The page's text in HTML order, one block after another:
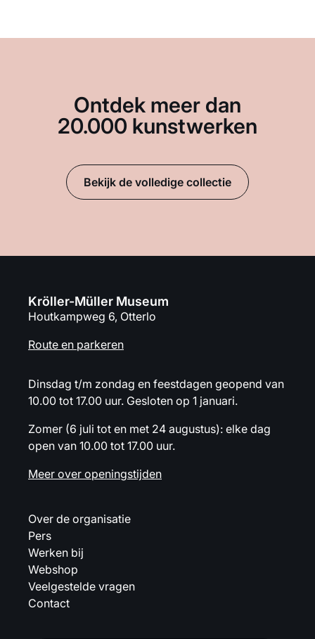
Ontdek meer dan
20.000 kunstwerken
Bekijk de volledige collectie
Kröller-Müller Museum
Houtkampweg 6, Otterlo
Route en parkeren
Dinsdag t/m zondag en feestdagen geopend van
10.00 tot 17.00 uur. Gesloten op 1 januari.
Zomer (6 juli tot en met 24 augustus): elke dag
open van 10.00 tot 17.00 uur.
Meer over openingstijden
Over de organisatie
Pers
Werken bij
Webshop
Veelgestelde vragen
Contact